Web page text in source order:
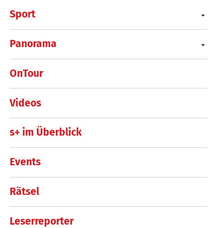
Sport
Panorama
OnTour
Videos
s+ im Überblick
Events
Rätsel
Leserreporter